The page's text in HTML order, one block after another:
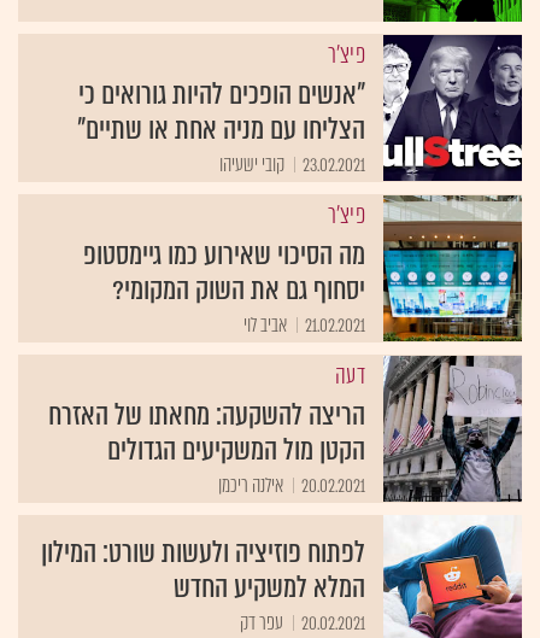
פיצ'ר
"אנשים הופכים להיות גורואים כי
הצליחו עם מניה אחת או שתיים"
23.02.2021 קובי ישעיהו
פיצ'ר
מה הסיכוי שאירוע כמו גיימסטופ
יסחוף גם את השוק המקומי?
21.02.2021 אביב לוי
דעה
הריצה להשקעה: מחאתו של האזרח
הקטן מול המשקיעים הגדולים
20.02.2021 אילנה ריכמן
לפתוח פוזיציה ולעשות שורט: המילון
המלא למשקיע החדש
20.02.2021 עפר דק